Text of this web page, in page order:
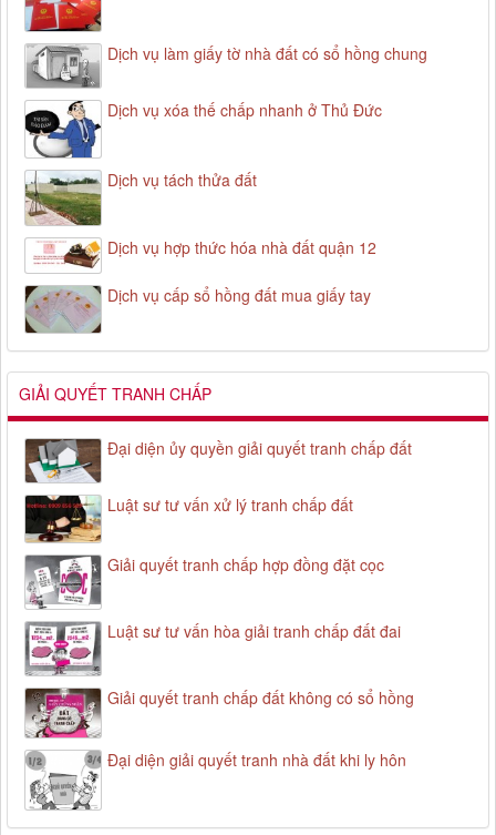
Dịch vụ làm giấy tờ nhà đất có sổ hồng chung
Dịch vụ xóa thế chấp nhanh ở Thủ Đức
Dịch vụ tách thửa đất
Dịch vụ hợp thức hóa nhà đất quận 12
Dịch vụ cấp sổ hồng đất mua giấy tay
GIẢI QUYẾT TRANH CHẤP
Đại diện ủy quyền giải quyết tranh chấp đất
Luật sư tư vấn xử lý tranh chấp đất
Giải quyết tranh chấp hợp đồng đặt cọc
Luật sư tư vấn hòa giải tranh chấp đất đai
Giải quyết tranh chấp đất không có sổ hồng
Đại diện giải quyết tranh nhà đất khi ly hôn